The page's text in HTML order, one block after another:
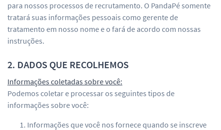
para nossos processos de recrutamento. O PandaPé somente
tratará suas informações pessoais como gerente de
tratamento em nosso nome e o fará de acordo com nossas
instruções.
2. DADOS QUE RECOLHEMOS
Informações coletadas sobre você:
Podemos coletar e processar os seguintes tipos de
informações sobre você:
Informações que você nos fornece quando se inscreve